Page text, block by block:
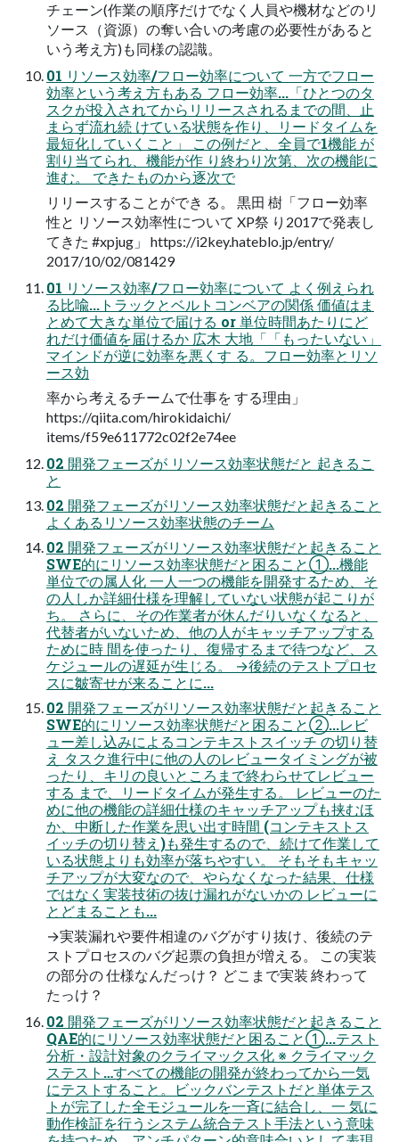
チェーン(作業の順序だけでなく人員や機材などのリ
ソース（資源）の奪い合いの考慮の必要性があると
いう考え方)も同様の認識。
01 リソース効率/フロー効率について 一方でフロー
効率という考え方もある フロー効率...「ひとつのタ
スクが投入されてからリリースされるまでの間、止
まらず流れ続 けている状態を作り、リードタイムを
最短化していくこと」 この例だと、全員で1機能 が
割り当てられ、機能が作 り終わり次第、次の機能に
進む。 できたものから逐次で
リリースすることができ る。 黒田 樹「フロー効率
性と リソース効率性について XP祭 り2017で発表し
てきた #xpjug」 https://i2key.hateblo.jp/entry/
2017/10/02/081429
01 リソース効率/フロー効率について よく例えられ
る比喩...トラックとベルトコンベアの関係 価値はま
とめて大きな単位で届ける or 単位時間あたりにど
れだけ価値を届けるか 広木 大地「「もったいない」
マインドが逆に効率を悪くす る。フロー効率とリソ
ース効
率から考えるチームで仕事を する理由」
https://qiita.com/hirokidaichi/
items/f59e611772c02f2e74ee
02 開発フェーズが リソース効率状態だと 起きるこ
と
02 開発フェーズがリソース効率状態だと起きること
よくあるリソース効率状態のチーム
02 開発フェーズがリソース効率状態だと起きること
SWE的にリソース効率状態だと困ること①...機能
単位での属人化 一人一つの機能を開発するため、そ
の人しか詳細仕様を理解していない状態が起こりが
ち。 さらに、その作業者が休んだりいなくなると、
代替者がいないため、他の人がキャッチアップする
ために時 間を使ったり、復帰するまで待つなど、ス
ケジュールの遅延が生じる。 →後続のテストプロセ
スに皺寄せが来ることに...
02 開発フェーズがリソース効率状態だと起きること
SWE的にリソース効率状態だと困ること②...レビ
ュー差し込みによるコンテキストスイッチ の切り替
え タスク進行中に他の人のレビュータイミングが被
ったり、キリの良いところまで終わらせてレビュー
する まで、リードタイムが発生する。 レビューのた
めに他の機能の詳細仕様のキャッチアップも挟むほ
か、中断した作業を思い出す時間 (コンテキストス
イッチの切り替え)も発生するので、続けて作業して
いる状態よりも効率が落ちやすい。 そもそもキャッ
チアップが大変なので、やらなくなった結果、仕様
ではなく実装技術の抜け漏れがないかの レビューに
とどまることも...
→実装漏れや要件相違のバグがすり抜け、後続のテ
ストプロセスのバグ起票の負担が増える。 この実装
の部分の 仕様なんだっけ？ どこまで実装 終わって
たっけ？
02 開発フェーズがリソース効率状態だと起きること
QAE的にリソース効率状態だと困ること①...テスト
分析・設計対象のクライマックス化 ※ クライマック
ステスト…すべての機能の開発が終わってから一気
にテストすること。ビックバンテストだと単体テス
トが完了した全モジュールを一斉に結合し、一 気に
動作検証を行うシステム統合テスト手法という意味